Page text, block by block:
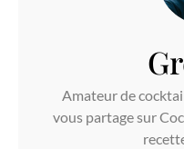
Amateur de
vous partage sur